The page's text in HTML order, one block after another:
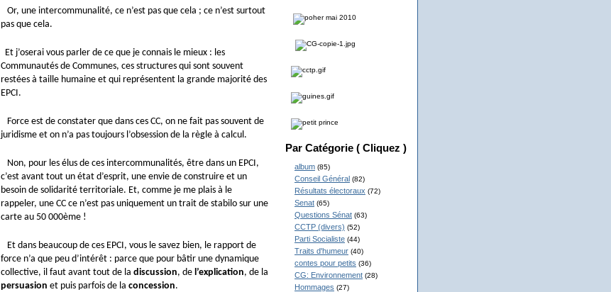
Or, une intercommunalité, ce n’est pas que cela ; ce n’est surtout
pas que cela.
Et j’oserai vous parler de ce que je connais le mieux : les
Communautés de Communes, ces structures qui sont souvent
restées à taille humaine et qui représentent la grande majorité des
EPCI.
Force est de constater que dans ces CC, on ne fait pas souvent de
juridisme et on n’a pas toujours l’obsession de la règle à calcul.
Non, pour les élus de ces intercommunalités, être dans un EPCI,
c’est avant tout un état d’esprit, une envie de construire et un
besoin de solidarité territoriale. Et, comme je me plais à le
rappeler, une CC ce n’est pas uniquement un trait de stabilo sur une
carte au 50 000ème !
Et dans beaucoup de ces EPCI, vous le savez bien, le rapport de
force n’a que peu d’intérêt : parce que pour bâtir une dynamique
collective, il faut avant tout de la discussion, de l’explication, de la
persuasion et puis parfois de la concession.
Par Catégorie ( Cliquez )
album (85)
Conseil Général (82)
Résultats électoraux (72)
Senat (65)
Questions Sénat (63)
CCTP (divers) (52)
Parti Socialiste (44)
Traits d'humeur (40)
contes pour petits (36)
CG: Environnement (28)
Hommages (27)